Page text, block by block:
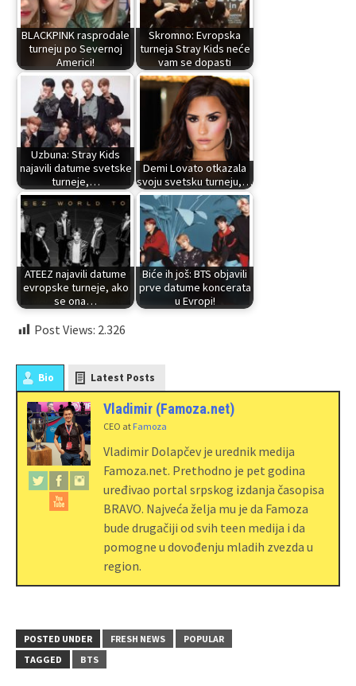
BLACKPINK rasprodale
turneju po Severnoj
Americi!
Skromno: Evropska
turneja Stray Kids neće
vam se dopasti
Uzbuna: Stray Kids
najavili datume svetske
turneje,…
Demi Lovato otkazala
svoju svetsku turneju,…
ATEEZ najavili datume
evropske turneje, ako
se ona…
Biće ih još: BTS objavili
prve datume koncerata
u Evropi!
Post Views: 2.326
Bio Latest Posts
Vladimir (Famoza.net)
CEO at Famoza
Vladimir Dolapčev je urednik medija
Famoza.net. Prethodno je pet godina
uređivao portal srpskog izdanja časopisa
BRAVO. Najveća želja mu je da Famoza
bude drugačiji od svih teen medija i da
pomogne u dovođenju mladih zvezda u
region.
POSTED UNDER FRESH NEWS
POPULAR
TAGGED
BTS